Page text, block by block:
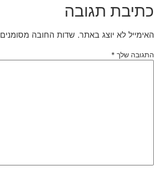
תגובה
לא יוצג באתר. שדות החובה מסומנים
שלך *